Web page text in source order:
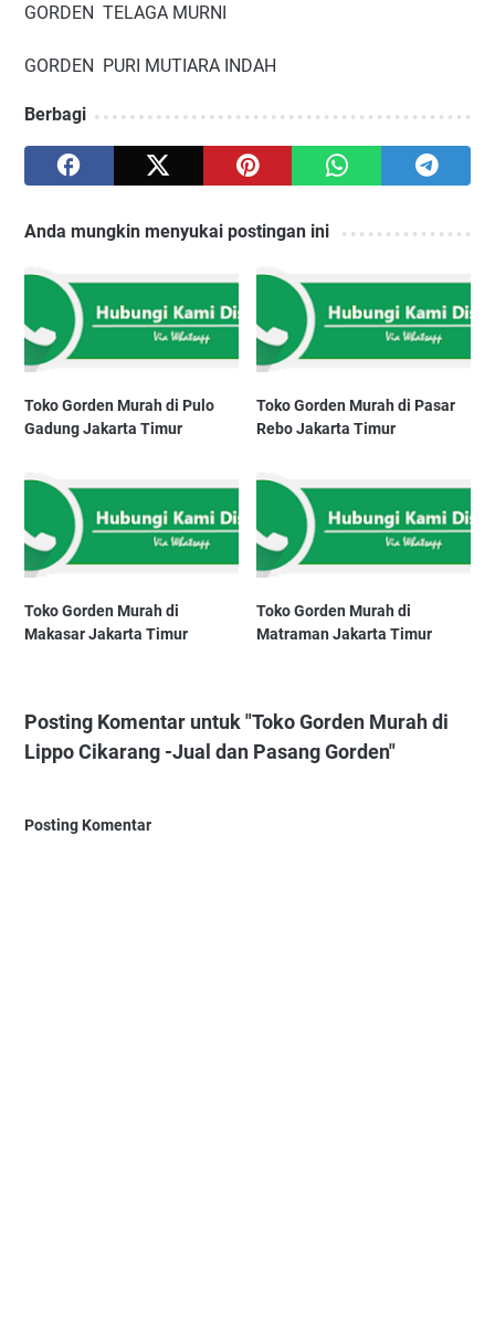
GORDEN TELAGA MURNI
GORDEN PURI MUTIARA INDAH
Berbagi
Anda mungkin menyukai postingan ini
Toko Gorden Murah di Pulo
Gadung Jakarta Timur
Toko Gorden Murah di Pasar
Rebo Jakarta Timur
Toko Gorden Murah di
Makasar Jakarta Timur
Toko Gorden Murah di
Matraman Jakarta Timur
Posting Komentar untuk "Toko Gorden Murah di
Lippo Cikarang -Jual dan Pasang Gorden"
Posting Komentar